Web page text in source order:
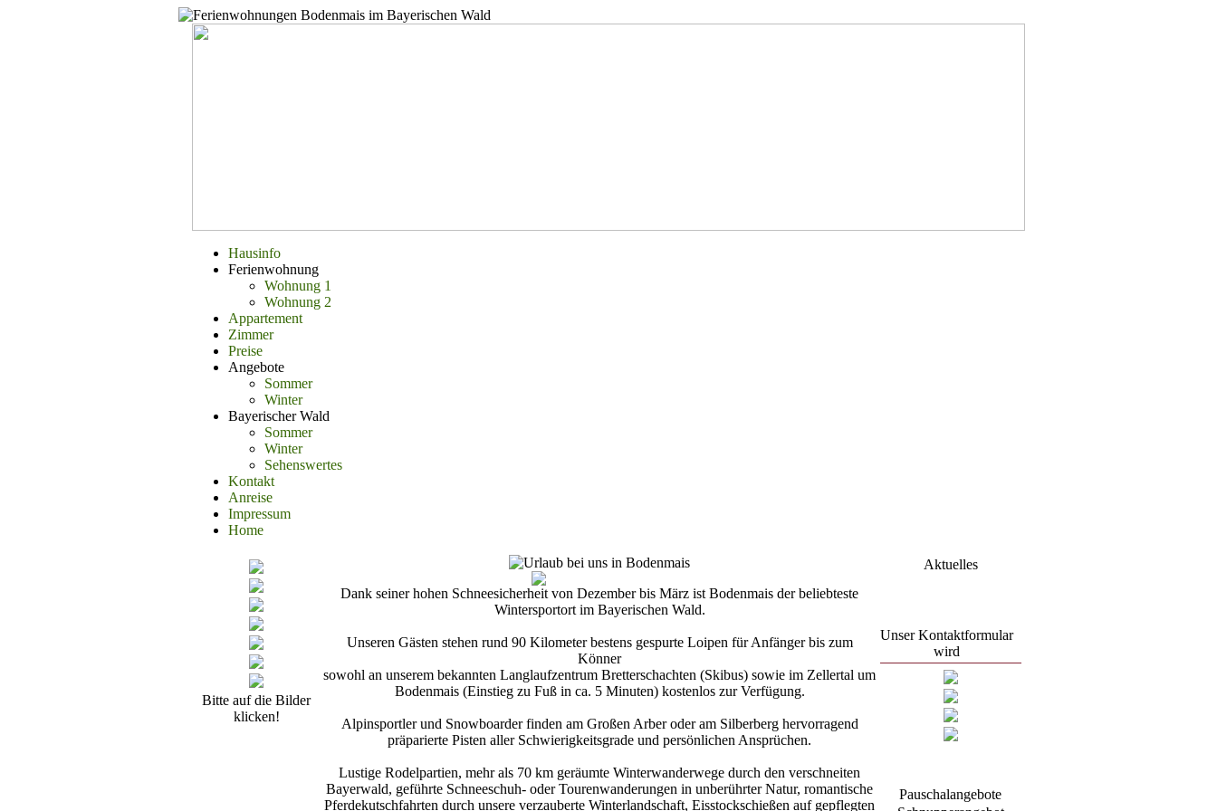
Hausinfo
Ferienwohnung
Wohnung 1
Wohnung 2
Appartement
Zimmer
Preise
Angebote
Sommer
Winter
Bayerischer Wald
Sommer
Winter
Sehenswertes
Kontakt
Anreise
Impressum
Home
Bitte auf die Bilder
klicken!
Dank seiner hohen Schneesicherheit von Dezember bis März ist Bodenmais der beliebteste
Wintersportort im Bayerischen Wald.
Unseren Gästen stehen rund 90 Kilometer bestens gespurte Loipen für Anfänger bis zum
Könner
sowohl an unserem bekannten Langlaufzentrum Bretterschachten (Skibus) sowie im Zellertal um
Bodenmais (Einstieg zu Fuß in ca. 5 Minuten) kostenlos zur Verfügung.
Alpinsportler und Snowboarder finden am Großen Arber oder am Silberberg hervorragend
präparierte Pisten aller Schwierigkeitsgrade und persönlichen Ansprüchen.
Lustige Rodelpartien, mehr als 70 km geräumte Winterwanderwege durch den verschneiten
Bayerwald, geführte Schneeschuh- oder Tourenwanderungen in unberührter Natur, romantische
Pferdekutschfahrten durch unsere verzauberte Winterlandschaft, Eisstockschießen auf gepflegten
Aktuelles
Unser Kontaktformular
wird
überarbeitet.
Anfragen bitte mit E-
Mail an:
zimmeranfrage@haus-
drei-
Wir würden uns freuen
Pauschalangebote